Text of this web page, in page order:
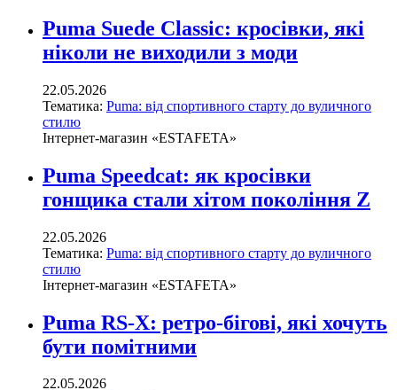
Puma Suede Classic: кросівки, які
ніколи не виходили з моди
22.05.2026
Тематика: Puma: від спортивного старту до вуличного
стилю
Інтернет-магазин «ESTAFETA»
Puma Speedcat: як кросівки
гонщика стали хітом покоління Z
22.05.2026
Тематика: Puma: від спортивного старту до вуличного
стилю
Інтернет-магазин «ESTAFETA»
Puma RS-X: ретро-бігові, які хочуть
бути помітними
22.05.2026